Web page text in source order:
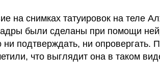
на снимках татуировок на теле
были сделаны при помощи
ни подтверждать, ни опровергать.
что выглядит она в таком